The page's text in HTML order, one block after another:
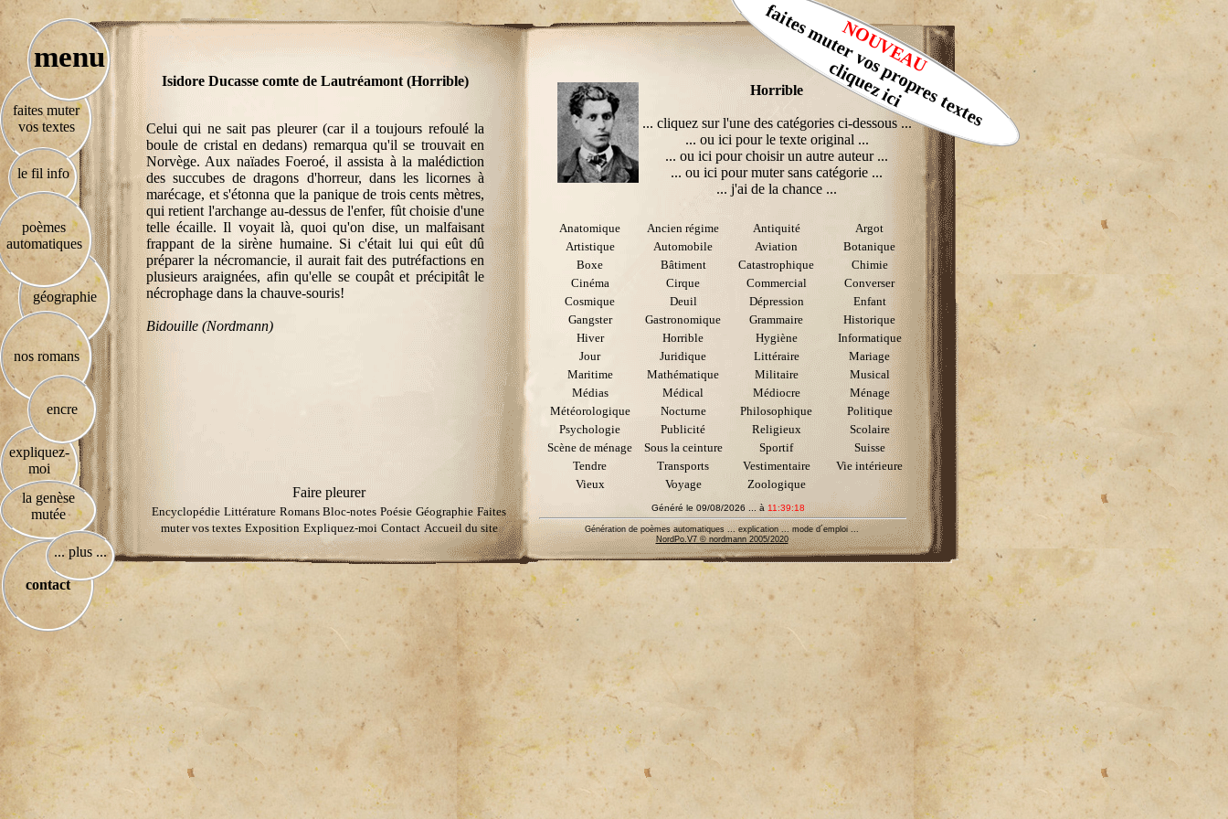
Isidore Ducasse comte de Lautréamont (Horrible)
Celui qui ne sait pas pleurer (car il a toujours refoulé la
boule de cristal en dedans) remarqua qu'il se trouvait en
Norvège. Aux naïades Foeroé, il assista à la malédiction
des succubes de dragons d'horreur, dans les licornes à
marécage, et s'étonna que la panique de trois cents mètres,
qui retient l'archange au-dessus de l'enfer, fût choisie d'une
telle écaille. Il voyait là, quoi qu'on dise, un malfaisant
frappant de la sirène humaine. Si c'était lui qui eût dû
préparer la nécromancie, il aurait fait des putréfactions en
plusieurs araignées, afin qu'elle se coupât et précipitât le
nécrophage dans la chauve-souris!
Bidouille (Nordmann)
Faire pleurer
Encyclopédie Littérature Romans Bloc-notes Poésie Géographie Faites
muter vos textes Exposition Expliquez-moi Contact Accueil du site
Horrible
... cliquez sur l'une des catégories ci-dessous ...
... ou ici pour le texte original ...
... ou ici pour choisir un autre auteur ...
... ou ici pour muter sans catégorie ...
... j'ai de la chance ...
Anatomique Ancien régime Antiquité
Argot
Artistique
Automobile Aviation
Botanique
Boxe
Bâtiment Catastrophique
Chimie
Cinéma
Cirque Commercial
Converser
Cosmique
Deuil Dépression
Enfant
Gangster
Gastronomique Grammaire
Historique
Hiver
Horrible Hygiène
Informatique
Jour
Juridique Littéraire
Mariage
Maritime
Mathématique Militaire
Musical
Médias
Médical Médiocre
Ménage
Météorologique
Nocturne Philosophique
Politique
Psychologie
Publicité Religieux
Scolaire
Scène de ménage
Sous la ceinture Sportif
Suisse
Tendre
Transports Vestimentaire
Vie intérieure
Vieux
Voyage Zoologique
Généré le 09/08/2026 ... à 11:39:18
Génération de poèmes automatiques ... explication ... mode d´emploi ...
NordPo.V7 © nordmann 2005/2020
NOUVEAU
faites muter vos propres textes
cliquez ici
faites muter
vos textes
le fil info
géographie
poèmes
automatiques
expliquez-
moi
la genèse
mutée
... plus ...
nos romans
encre
menu
contact